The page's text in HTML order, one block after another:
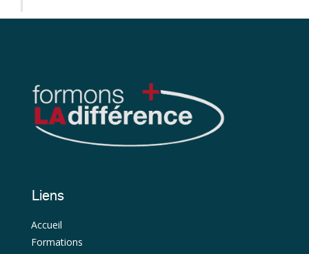
Liens
Accueil
Formations